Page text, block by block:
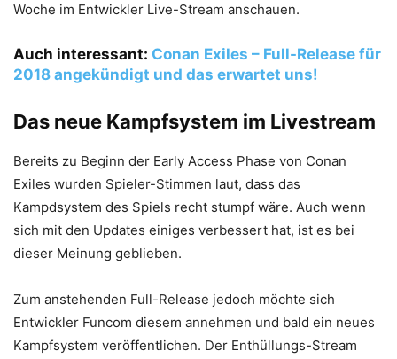
Woche im Entwickler Live-Stream anschauen.
Auch interessant: Conan Exiles – Full-Release für
2018 angekündigt und das erwartet uns!
Das neue Kampfsystem im Livestream
Bereits zu Beginn der Early Access Phase von Conan
Exiles wurden Spieler-Stimmen laut, dass das
Kampdsystem des Spiels recht stumpf wäre. Auch wenn
sich mit den Updates einiges verbessert hat, ist es bei
dieser Meinung geblieben.
Zum anstehenden Full-Release jedoch möchte sich
Entwickler Funcom diesem annehmen und bald ein neues
Kampfsystem veröffentlichen. Der Enthüllungs-Stream